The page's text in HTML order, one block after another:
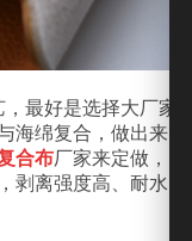
最好是选择大厂家
海绵复合，做出来
合布厂家来定做，
剥离强度高、耐水